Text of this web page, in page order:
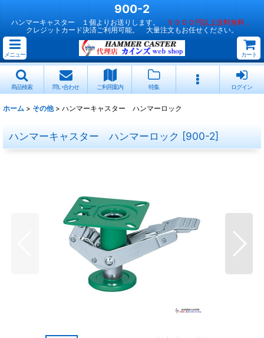
900-2
ハンマーキャスター １個よりお送りします。
５０００円以上送料無料 。
クレジットカード決済ご利用可能。 大量注文もお任せください。
メニュー カート
商品検索 問い合わせ ご利用案内 特集 ログイン
ホーム > その他 > ハンマーキャスター ハンマーロック
ハンマーキャスター ハンマーロック [900-2]